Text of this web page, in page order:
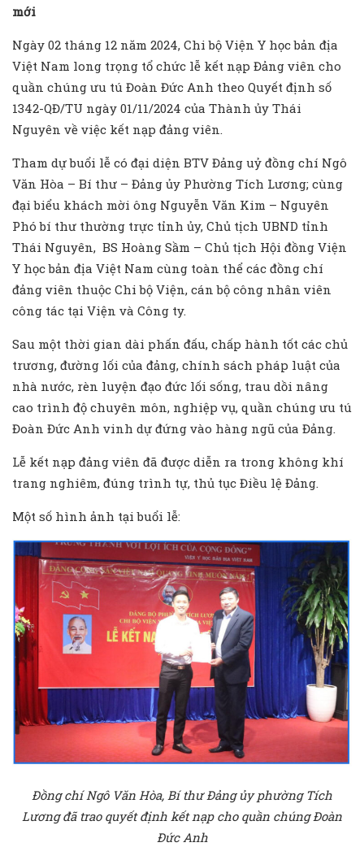
mới
Ngày 02 tháng 12 năm 2024, Chi bộ Viện Y học bản địa
Việt Nam long trọng tổ chức lễ kết nạp Đảng viên cho
quần chúng ưu tú Đoàn Đức Anh theo Quyết định số
1342-QĐ/TU ngày 01/11/2024 của Thành ủy Thái
Nguyên về việc kết nạp đảng viên.
Tham dự buổi lễ có đại diện BTV Đảng uỷ đồng chí Ngô
Văn Hòa – Bí thư – Đảng ủy Phường Tích Lương; cùng
đại biểu khách mời ông Nguyễn Văn Kim – Nguyên
Phó bí thư thường trực tỉnh ủy, Chủ tịch UBND tỉnh
Thái Nguyên, BS Hoàng Sầm – Chủ tịch Hội đồng Viện
Y học bản địa Việt Nam cùng toàn thể các đồng chí
đảng viên thuộc Chi bộ Viện, cán bộ công nhân viên
công tác tại Viện và Công ty.
Sau một thời gian dài phấn đấu, chấp hành tốt các chủ
trương, đường lối của đảng, chính sách pháp luật của
nhà nước, rèn luyện đạo đức lối sống, trau dồi nâng
cao trình độ chuyên môn, nghiệp vụ, quần chúng ưu tú
Đoàn Đức Anh vinh dự đứng vào hàng ngũ của Đảng.
Lễ kết nạp đảng viên đã được diễn ra trong không khí
trang nghiêm, đúng trình tự, thủ tục Điều lệ Đảng.
Một số hình ảnh tại buổi lễ:
Đồng chí Ngô Văn Hòa, Bí thư Đảng ủy phường Tích
Lương đã trao quyết định kết nạp cho quần chúng Đoàn
Đức Anh